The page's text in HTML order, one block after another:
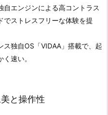
自エンジンによる高コントラス
でストレスフリーな体験を提
ス独自OS「VIDAA」搭載で、起
速い。
と操作性